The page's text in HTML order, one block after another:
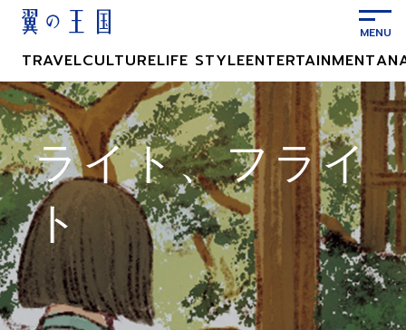
ン
テ
ン
ツ
に
ス
キ
ッ
プ
TRAVELCULTURELIFE STYLEENTERTAINMENT
ライト、フライ
ト